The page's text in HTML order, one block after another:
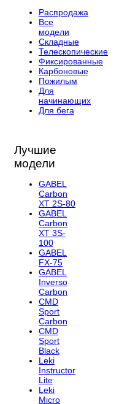
Распродажа
Все
модели
Складные
Телескопические
Фиксированные
Карбоновые
Пожилым
Для
начинающих
Для бега
Лучшие
модели
GABEL
Carbon
XT 2S-80
GABEL
Carbon
XT 3S-
100
GABEL
FX-75
GABEL
Inverso
Carbon
CMD
Sport
Carbon
CMD
Sport
Black
Leki
Instructor
Lite
Leki
Micro